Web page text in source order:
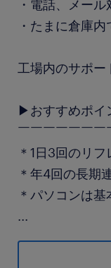
・電話、メー
・たまに倉庫
工場内のサポ
▶おすすめポイ
￣￣￣￣￣￣￣
＊1日3回のリフ
＊年4回の長期
＊パソコンは
...
派遣スタッフ